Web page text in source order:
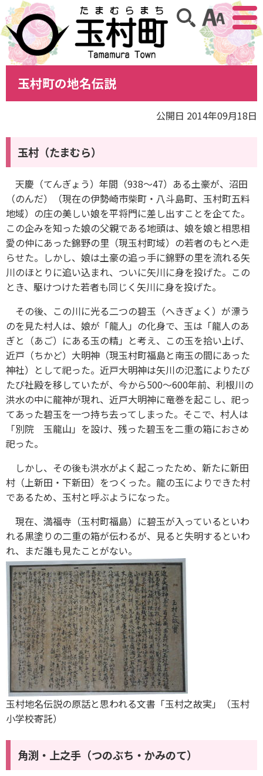
アクセ
サイト内検索
玉村町の地名伝説
公開日 2014年09月18日
玉村（たまむら）
天慶（てんぎょう）年間（938～47）ある土豪が、沼田
（のんだ）（現在の伊勢崎市柴町・八斗島町、玉村町五料
地域）の庄の美しい娘を平将門に差し出すことを企てた。
この企みを知った娘の父親である地頭は、娘を娘と相思相
愛の仲にあった錦野の里（現玉村町域）の若者のもとへ走
らせた。しかし、娘は土豪の追っ手に錦野の里を流れる矢
川のほとりに追い込まれ、ついに矢川に身を投げた。この
とき、駆けつけた若者も同じく矢川に身を投げた。
その後、この川に光る二つの碧玉（へきぎょく）が漂う
のを見た村人は、娘が「龍人」の化身で、玉は「龍人のあ
ぎと（あご）にある玉の精」と考え、この玉を拾い上げ、
近戸（ちかど）大明神（現玉村町福島と南玉の間にあった
神社）として祀った。近戸大明神は矢川の氾濫によりたび
たび社殿を移していたが、今から500～600年前、利根川の
洪水の中に龍神が現れ、近戸大明神に竜巻を起こし、祀っ
てあった碧玉を一つ持ち去ってしまった。そこで、村人は
「別院 玉龍山」を設け、残った碧玉を二重の箱におさめ
祀った。
しかし、その後も洪水がよく起こったため、新たに新田
村（上新田・下新田）をつくった。龍の玉によりできた村
であるため、玉村と呼ぶようになった。
現在、満福寺（玉村町福島）に碧玉が入っているといわ
れる黒塗りの二重の箱が伝わるが、見ると失明するといわ
れ、まだ誰も見たことがない。
玉村地名伝説の原話と思われる文書「玉村之故実」（玉村
小学校寄託）
角渕・上之手（つのぶち・かみのて）